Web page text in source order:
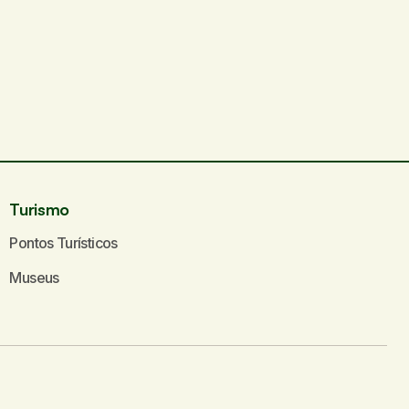
Turismo
Pontos Turísticos
Museus